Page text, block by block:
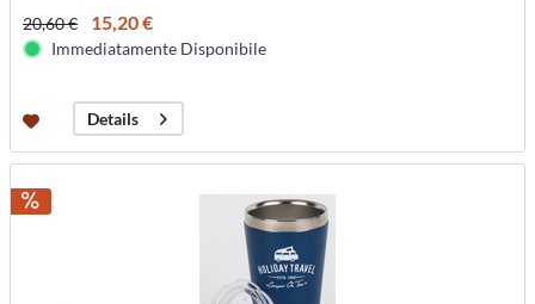
20,60 € 15,20 €
Immediatamente Disponibile
Details